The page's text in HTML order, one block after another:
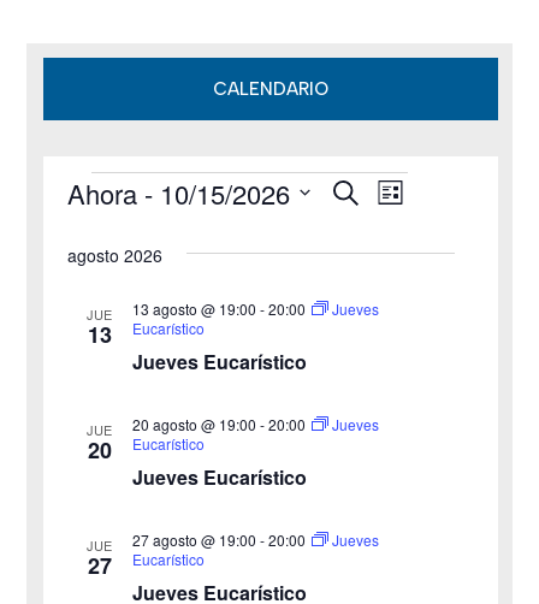
CALENDARIO
Eventos
N
a
v
i
B
c
r
N
L
s
Ahora - 10/15/2026
e
agosto 2026
JUE
13
Jueves Eucarístico
13 agosto @ 19:00 -20:00
Jueves
Eucarístico
JUE
20
Jueves Eucarístico
20 agosto @ 19:00 -20:00
Jueves
Eucarístico
JUE
27
Jueves Eucarístico
27 agosto @ 19:00 -20:00
Jueves
Eucarístico